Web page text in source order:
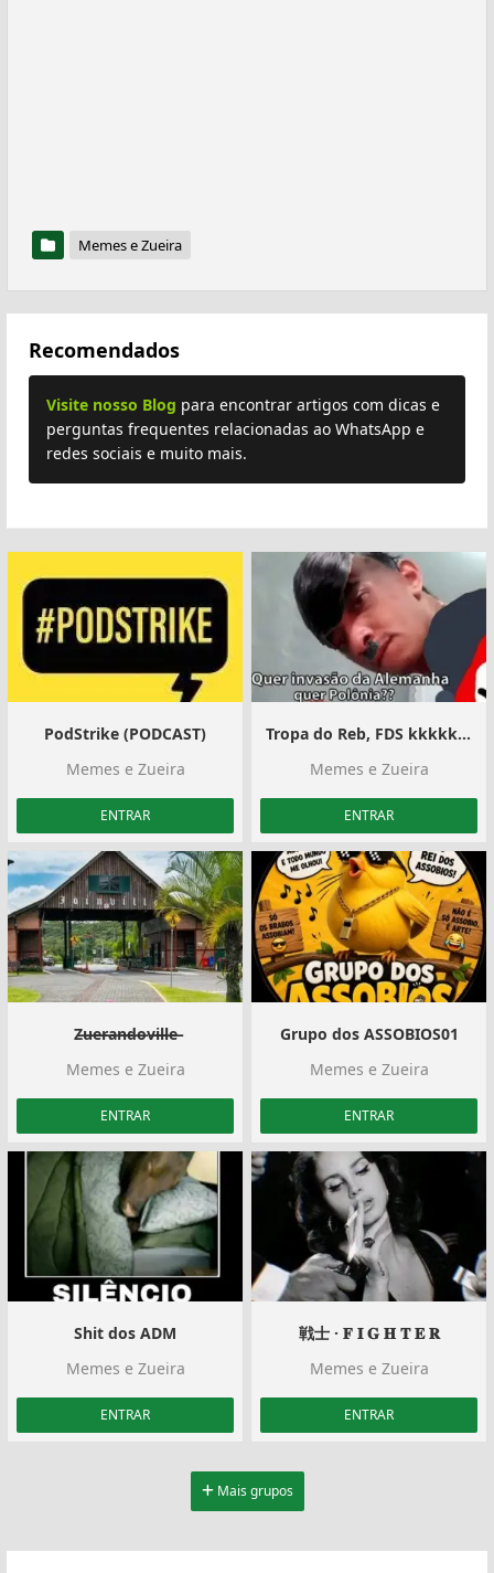
Memes e Zueira
Recomendados
Visite nosso Blog para encontrar artigos com dicas e
perguntas frequentes relacionadas ao WhatsApp e
redes sociais e muito mais.
PodStrike (PODCAST)
Memes e Zueira
ENTRAR
Tropa do Reb, FDS kkkkkkkkkkkkk
Memes e Zueira
ENTRAR
Z̶u̶e̶r̶a̶n̶d̶o̶v̶i̶l̶l̶e̶
Memes e Zueira
ENTRAR
Grupo dos ASSOBIOS01
Memes e Zueira
ENTRAR
Shit dos ADM
Memes e Zueira
ENTRAR
戦士 · 𝐅 𝐈 𝐆 𝐇 𝐓 𝐄 𝐑
Memes e Zueira
ENTRAR
Mais grupos